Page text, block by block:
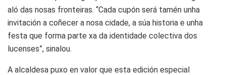
aló das nosas fronteiras. “Cada cupón será tamén unha
invitación a coñecer a nosa cidade, a súa historia e unha
festa que forma parte xa da identidade colectiva dos
lucenses”, sinalou.
A alcaldesa puxo en valor que esta edición especial